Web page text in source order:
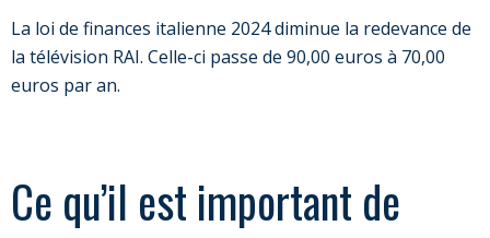
La loi de finances italienne 2024 diminue la redevance de
la télévision RAI. Celle-ci passe de 90,00 euros à 70,00
euros par an.
Ce qu’il est important de